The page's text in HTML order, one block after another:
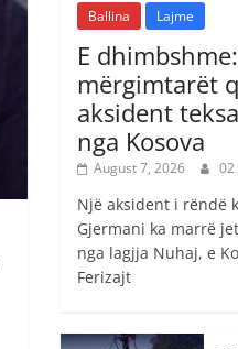
Ballina Lajme
E
mërgimtarët
aksident
nga Kosova
August 7, 2026 02
Një aksident i rëndë
Gjermani ka marrë
nga lagjja Nuhaj, e
Ferizajt